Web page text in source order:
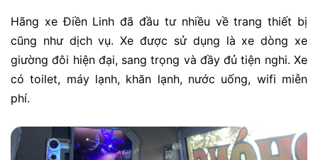
Hãng xe Điền Linh đã đầu tư nhiều về trang thiết bị
cũng như dịch vụ. Xe được sử dụng là xe dòng xe
giường đôi hiện đại, sang trọng và đầy đủ tiện nghi. Xe
có toilet, máy lạnh, khăn lạnh, nước uống, wifi miễn
phí.